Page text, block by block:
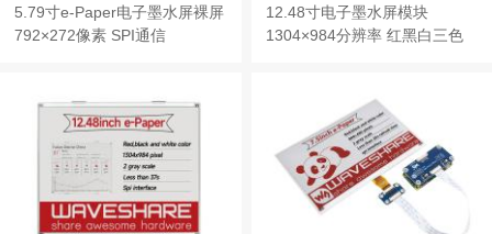
5.79寸e-Paper电子墨水屏裸屏
792×272像素 SPI通信
12.48寸电子墨水屏模块
1304×984分辨率 红黑白三色